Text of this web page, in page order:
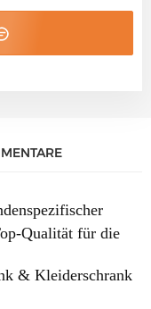
Qualität für die
& Kleiderschrank